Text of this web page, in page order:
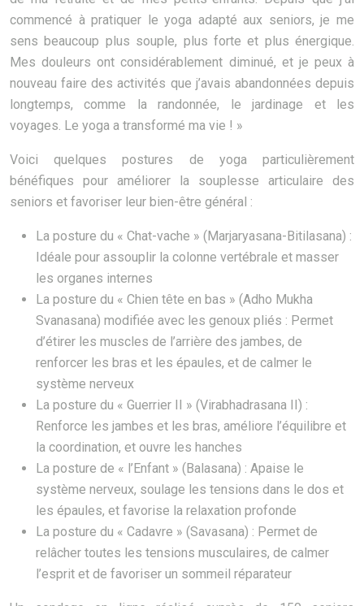
commencé à pratiquer le yoga adapté aux seniors, je me
sens beaucoup plus souple, plus forte et plus énergique.
Mes douleurs ont considérablement diminué, et je peux à
nouveau faire des activités que j’avais abandonnées depuis
longtemps, comme la randonnée, le jardinage et les
voyages. Le yoga a transformé ma vie ! »
Voici quelques postures de yoga particulièrement
bénéfiques pour améliorer la souplesse articulaire des
seniors et favoriser leur bien-être général :
La posture du « Chat-vache » (Marjaryasana-Bitilasana) :
Idéale pour assouplir la colonne vertébrale et masser
les organes internes
La posture du « Chien tête en bas » (Adho Mukha
Svanasana) modifiée avec les genoux pliés : Permet
d’étirer les muscles de l’arrière des jambes, de
renforcer les bras et les épaules, et de calmer le
système nerveux
La posture du « Guerrier II » (Virabhadrasana II) :
Renforce les jambes et les bras, améliore l’équilibre et
la coordination, et ouvre les hanches
La posture de « l’Enfant » (Balasana) : Apaise le
système nerveux, soulage les tensions dans le dos et
les épaules, et favorise la relaxation profonde
La posture du « Cadavre » (Savasana) : Permet de
relâcher toutes les tensions musculaires, de calmer
l’esprit et de favoriser un sommeil réparateur